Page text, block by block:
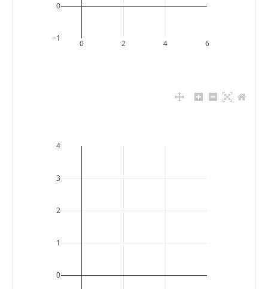
0 2 4 6
−1
0
0
1
2
3
4